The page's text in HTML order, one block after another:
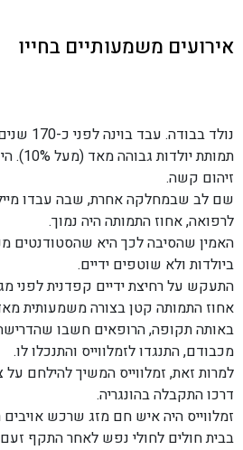
אירועים משמעותיים בחייו
נולד
תמותת
זיהום קשה.
שם לב שבמחלקה אחרת, שבה עבדו
לרפואה, אחוז התמותה היה נמוך.
האמין שהסיבה לכך היא שהסטודנטים
ביולדות ולא שוטפים ידיים.
התעקש על רחיצת ידיים קפדנית לפני
אחוז התמותה קטן בצורה משמעותית
באותה תקופה, הרופאים חשבו
מכבודם, התנגדו לזמלווייס והתנכלו לו.
למרות זאת, זמלווייס המשיך להילחם
דרכו התקבלה בהונגריה.
זמלווייס היה איש חם מזג שרכש
בבית חולים לחולי נפש לאחר התקף